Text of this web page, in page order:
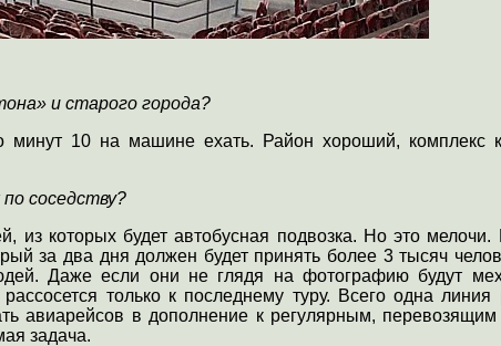
и старого города?
минут 10 на машине ехать.
Район хороший, комплекс
соседству?
из которых будет автобусная подвозка. Но это мелочи.
за два дня должен будет принять более 3 тысяч
Даже если они не глядя на фотографию будут
только к последнему туру. Всего одна линия
авиарейсов в дополнение к регулярным,
задача.